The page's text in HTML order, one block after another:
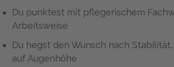
Du punktest mit pflegerischem
Arbeitsweise
Du hegst den Wunsch nach
auf Augenhöhe